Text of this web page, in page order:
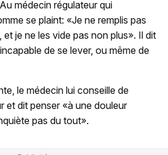
médecin régulateur qui
se plaint: «Je ne remplis pas
je ne les vide pas non plus». Il dit
de se lever, ou même de
le médecin lui conseille de
et dit penser «à une douleur
pas du tout».